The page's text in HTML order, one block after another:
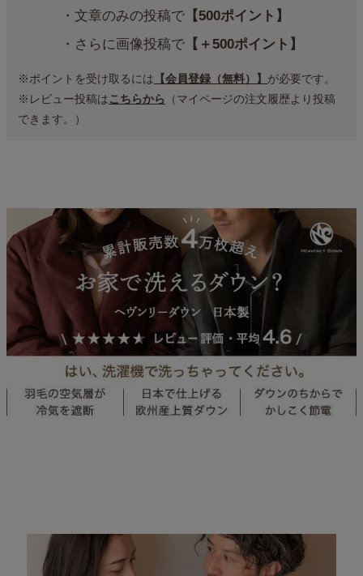
・文章のみの投稿で【500ポイント】
・さらに画像投稿で【＋500ポイント】
※ポイントを受け取るには 【会員登録（無料）】 が必要です。
※レビュー投稿はこちらから （マイページの注文履歴より投稿
できます。）